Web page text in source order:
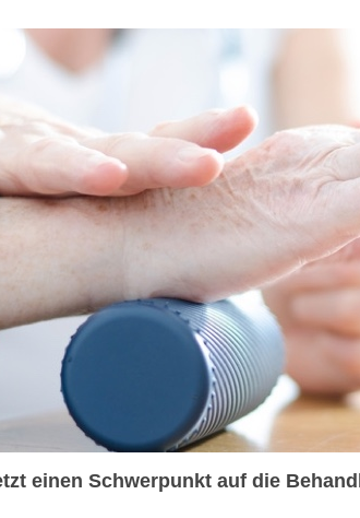
Elektrobehandlungen
einen Schwerpunkt auf die